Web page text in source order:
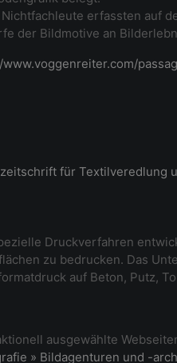
erfassten auf
der Bildmotive an
für Textilveredlung
Druckverfahren
zu bedrucken. Das
auf Beton, Putz,
ausgewählte
» Bildagenturen und -